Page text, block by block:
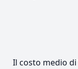
Il costo medio di